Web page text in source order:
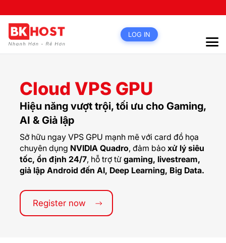
LOG IN
Cloud VPS GPU
Hiệu năng vượt trội, tối ưu cho Gaming,
AI & Giả lập
Sở hữu ngay VPS GPU mạnh mẽ với card đồ họa
chuyên dụng NVIDIA Quadro, đảm bảo xử lý siêu
tốc, ổn định 24/7, hỗ trợ từ gaming, livestream,
giả lập Android đến AI, Deep Learning, Big Data.
Register now